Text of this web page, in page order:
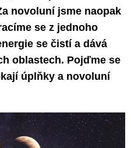
novoluní jsme naopak
se z jednoho
se čistí a dává
oblastech. Pojďme se
úplňky a novoluní